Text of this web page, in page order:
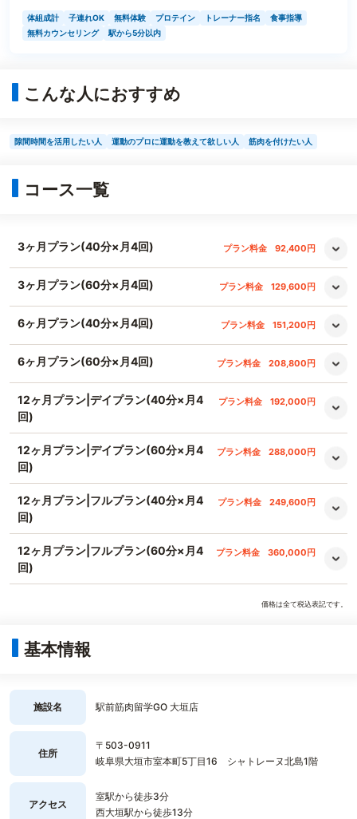
体組成計 子連れOK 無料体験 プロテイン トレーナー指名
食事指導
無料カウンセリング
駅から5分以内
こんな人におすすめ
隙間時間を活用したい人 運動のプロに運動を教えて欲しい人 筋肉を付けたい人
コース一覧
3ヶ月プラン(40分×月4回) プラン料金 92,400円
3ヶ月プラン(60分×月4回) プラン料金 129,600円
6ヶ月プラン(40分×月4回) プラン料金 151,200円
6ヶ月プラン(60分×月4回) プラン料金 208,800円
12ヶ月プラン|デイプラン(40分×月4
回)
プラン料金 192,000円
12ヶ月プラン|デイプラン(60分×月4
回)
プラン料金 288,000円
12ヶ月プラン|フルプラン(40分×月4
回)
プラン料金 249,600円
12ヶ月プラン|フルプラン(60分×月4
回)
プラン料金 360,000円
価格は全て税込表記です。
基本情報
施設名 駅前筋肉留学GO 大垣店
住所
〒503-0911
岐阜県大垣市室本町5丁目16 シャトレーヌ北島1階
アクセス
室駅から徒歩3分
西大垣駅から徒歩13分